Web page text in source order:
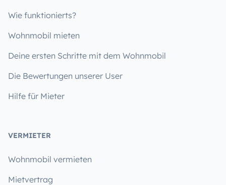
Wie funktionierts?
Wohnmobil mieten
Deine ersten Schritte mit dem Wohnmobil
Die Bewertungen unserer User
Hilfe für Mieter
VERMIETER
Wohnmobil vermieten
Mietvertrag